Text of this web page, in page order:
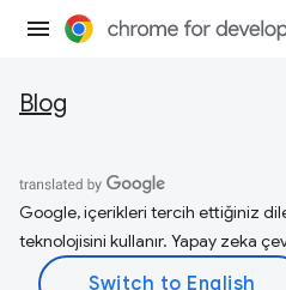
Blog
Google, içerikleri tercih ettiğiniz
teknolojisini kullanır. Yapay zeka